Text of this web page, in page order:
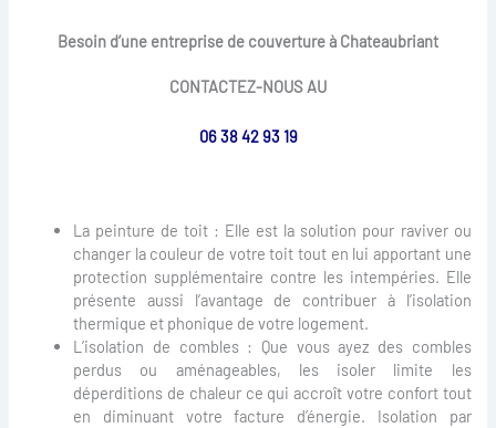
Besoin d’une entreprise de couverture à Chateaubriant
CONTACTEZ-NOUS AU
06 38 42 93 19
La peinture de toit : Elle est la solution pour raviver ou
changer la couleur de votre toit tout en lui apportant une
protection supplémentaire contre les intempéries. Elle
présente aussi l’avantage de contribuer à l’isolation
thermique et phonique de votre logement.
L’isolation de combles : Que vous ayez des combles
perdus ou aménageables, les isoler limite les
déperditions de chaleur ce qui accroît votre confort tout
en diminuant votre facture d’énergie. Isolation par